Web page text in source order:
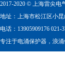
2017-2020 © 上海雷尖电
地址：上海市松江区小
电话：13905909176 021-
专注于电涌保护器 ， 浪